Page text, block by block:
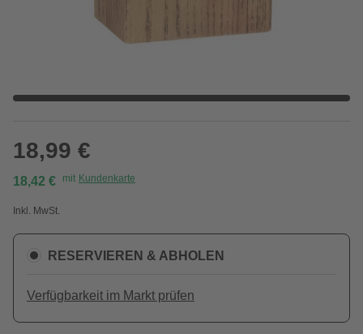
18,99 €
18,42 € mit Kundenkarte
Inkl. MwSt.
RESERVIEREN & ABHOLEN
Verfügbarkeit im Markt prüfen